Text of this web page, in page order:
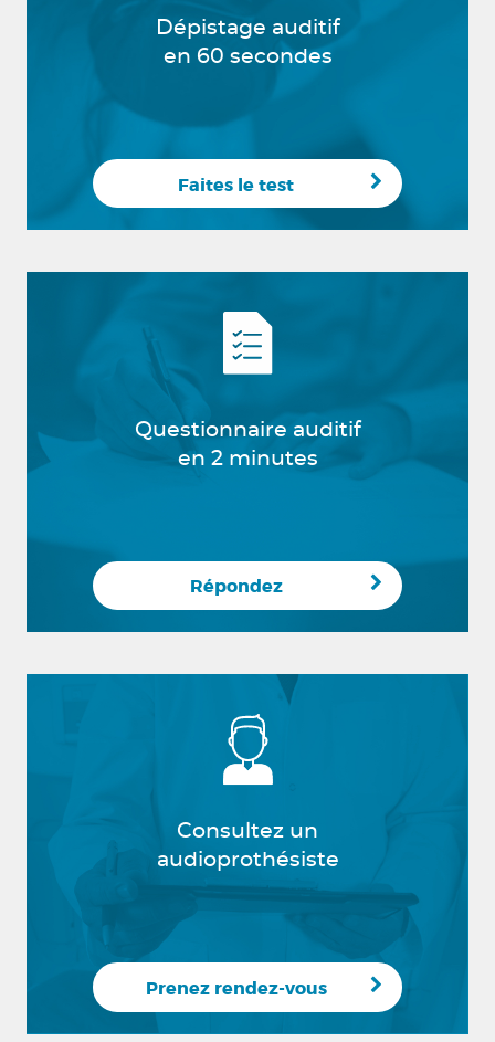
Dépistage auditif
en 60 secondes
Faites le test
Questionnaire auditif
en 2 minutes
Répondez
Consultez un
audioprothésiste
Prenez rendez-vous